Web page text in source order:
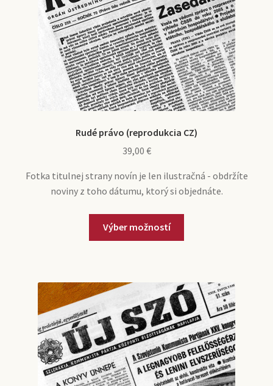
Rudé právo (reprodukcia CZ)
39,00 €
Fotka titulnej strany novín je len ilustračná - obdržíte
noviny z toho dátumu, ktorý si objednáte.